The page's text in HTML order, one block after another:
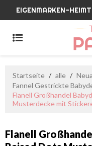
EIGENMARKEN-
Startseite / alle /
Fannel Gestrickte
Flanell Großhandel
Musterdecke mit
Flanell